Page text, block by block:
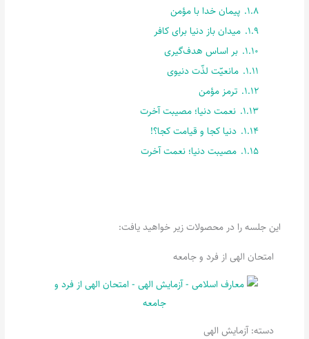
1.8. پیمان خدا با مؤمن
1.9. میدان باز دنیا برای کافر
1.10. بر اساس هدف‌گیری
1.11. مانعیّت لذّت دنیوی
1.12. ترمز مؤمن
1.13. نعمت دنیا؛ مصیبت آخرت
1.14. دنیا کجا و قیامت کجا؟!
1.15. مصیبت دنیا؛ نعمت آخرت
این جلسه را در محصولات زیر خواهید یافت:
امتحان الهی از فرد و جامعه
دسته:آزمایش الهی